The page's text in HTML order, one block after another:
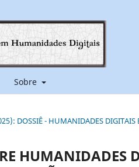
Sobre
DOSSIÊ - HUMANIDADES DIGITAIS
HUMANIDADES